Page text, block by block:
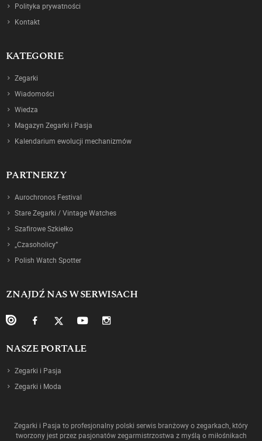
Polityka prywatności
Kontakt
KATEGORIE
Zegarki
Wiadomości
Wiedza
Magazyn Zegarki i Pasja
Kalendarium ewolucji mechanizmów
PARTNERZY
Aurochronos Festival
Stare Zegarki / Vintage Watches
Szafirowe Szkiełko
„Czasoholicy”
Polish Watch Spotter
ZNAJDŹ NAS W SERWISACH
NASZE PORTALE
Zegarki i Pasja
Zegarki i Moda
Zegarki i Pasja to profesjonalny polski serwis branżowy o zegarkach, który
tworzony jest przez pasjonatów zegarmistrzostwa z myślą o miłośnikach